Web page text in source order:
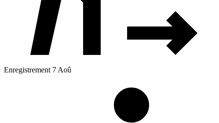
Enregistrement 7 Aoû